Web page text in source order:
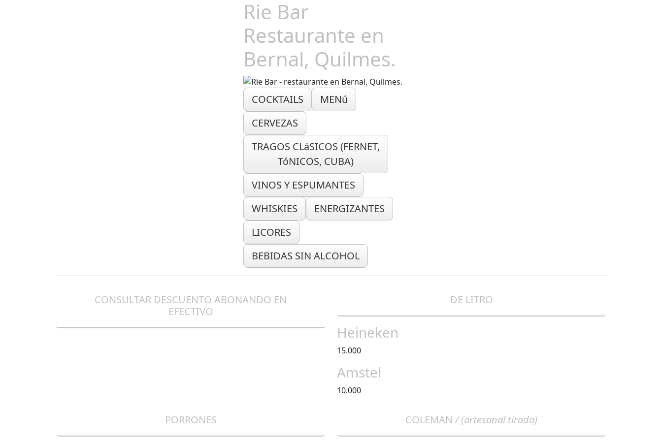
Rie Bar
Restaurante en
Bernal, Quilmes.
COCKTAILS
MENú
CERVEZAS
TRAGOS CLáSICOS (FERNET,
TóNICOS, CUBA)
VINOS Y ESPUMANTES
WHISKIES
ENERGIZANTES
LICORES
BEBIDAS SIN ALCOHOL
CONSULTAR DESCUENTO ABONANDO EN
EFECTIVO
DE LITRO
Heineken
15.000
Amstel
10.000
PORRONES COLEMAN / (artesanal tirada)